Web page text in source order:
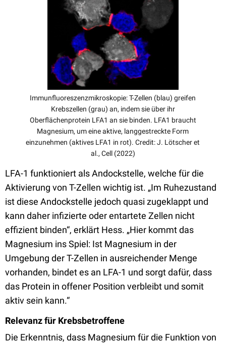
Immunfluoreszenzmikroskopie: T-Zellen (blau) greifen
Krebszellen (grau) an, indem sie über ihr
Oberflächenprotein LFA1 an sie binden. LFA1 braucht
Magnesium, um eine aktive, langgestreckte Form
einzunehmen (aktives LFA1 in rot). Credit: J. Lötscher et
al., Cell (2022)
LFA-1 funktioniert als Andockstelle, welche für die
Aktivierung von T-Zellen wichtig ist. „Im Ruhezustand
ist diese Andockstelle jedoch quasi zugeklappt und
kann daher infizierte oder entartete Zellen nicht
effizient binden“, erklärt Hess. „Hier kommt das
Magnesium ins Spiel: Ist Magnesium in der
Umgebung der T-Zellen in ausreichender Menge
vorhanden, bindet es an LFA-1 und sorgt dafür, dass
das Protein in offener Position verbleibt und somit
aktiv sein kann.“
Relevanz für Krebsbetroffene
Die Erkenntnis, dass Magnesium für die Funktion von